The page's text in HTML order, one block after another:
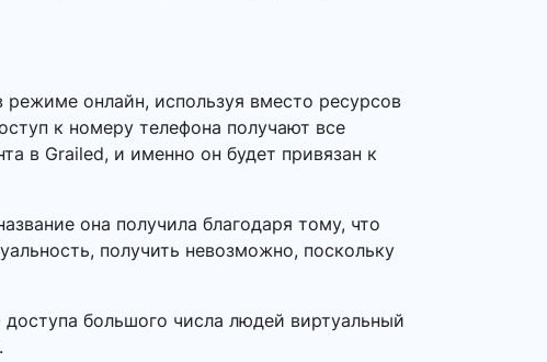
онлайн, используя вместо ресурсов
к номеру телефона получают все
в Grailed, и именно он будет привязан к
она получила благодаря тому, что
получить невозможно, поскольку
большого числа людей виртуальный